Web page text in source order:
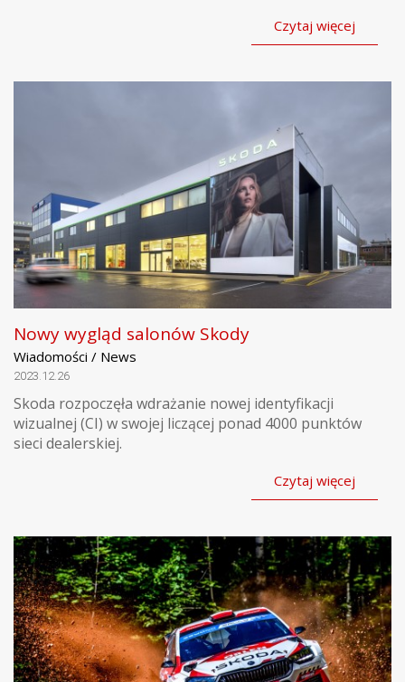
Czytaj więcej
Nowy wygląd salonów Skody
Wiadomości / News
2023.12.26
Skoda rozpoczęła wdrażanie nowej identyfikacji
wizualnej (CI) w swojej liczącej ponad 4000 punktów
sieci dealerskiej.
Czytaj więcej